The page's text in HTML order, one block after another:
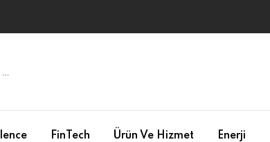
FinTech Ürün Ve Hizmet Enerji